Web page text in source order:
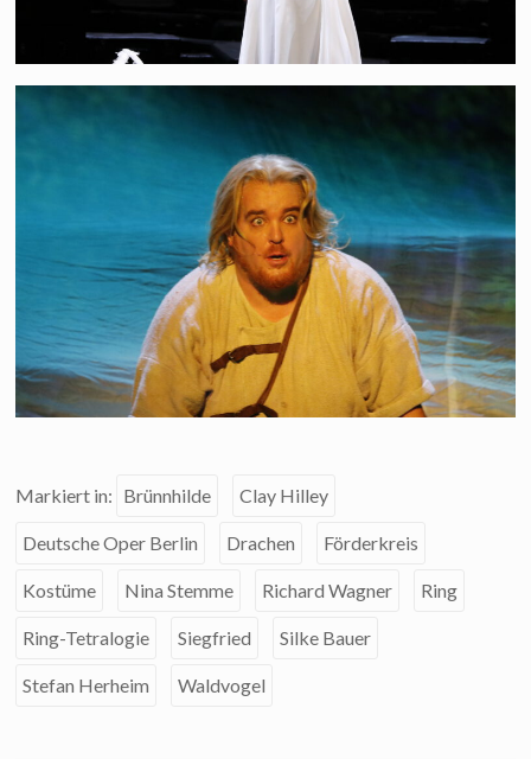
Markiert in: Brünnhilde Clay Hilley
Deutsche Oper Berlin Drachen Förderkreis
Kostüme Nina Stemme Richard Wagner Ring
Ring-Tetralogie Siegfried Silke Bauer
Stefan Herheim Waldvogel